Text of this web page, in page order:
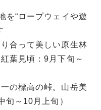
を“ロープウェイや遊
合って美しい原生林
葉見頃：9月下旬～
の標高の峠。山岳美
旬～10月上旬）